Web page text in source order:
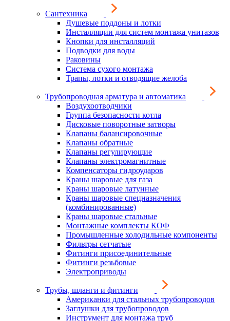
Сантехника
Душевые поддоны и лотки
Инсталляции для систем монтажа унитазов
Кнопки для инсталляций
Подводки для воды
Раковины
Система сухого монтажа
Трапы, лотки и отводящие желоба
Трубопроводная арматура и автоматика
Воздухоотводчики
Группа безопасности котла
Дисковые поворотные затворы
Клапаны балансировочные
Клапаны обратные
Клапаны регулирующие
Клапаны электромагнитные
Компенсаторы гидроударов
Краны шаровые для газа
Краны шаровые латунные
Краны шаровые спецназначения
(комбинированные)
Краны шаровые стальные
Монтажные комплекты КОФ
Промышленные холодильные компоненты
Фильтры сетчатые
Фитинги присоединительные
Фитинги резьбовые
Электроприводы
Трубы, шланги и фитинги
Американки для стальных трубопроводов
Заглушки для трубопроводов
Инструмент для монтажа труб